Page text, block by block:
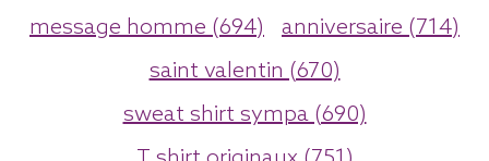
message homme (694)
anniversaire (714)
saint valentin (670)
sweat shirt sympa (690)